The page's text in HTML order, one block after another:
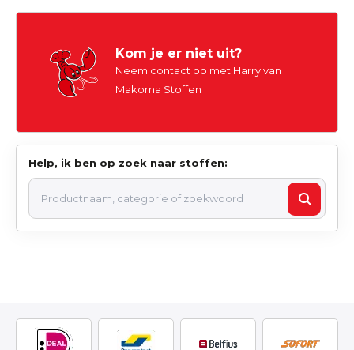
Kom je er niet uit?
Neem contact op met Harry van
Makoma Stoffen
Help, ik ben op zoek naar stoffen: